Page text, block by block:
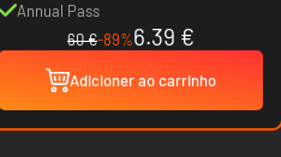
Annual Pass
60 €-89%6.39 €
Adicioner ao carrinho